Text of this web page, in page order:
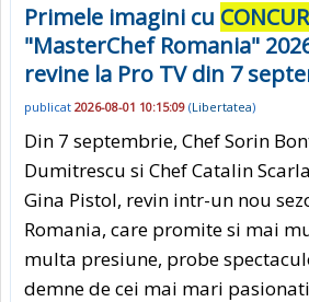
Primele imagini cu
"MasterChef Romania"
revine la Pro TV din 7
publicat 2026-08-01 10:15:09 (Libertatea)
Din 7 septembrie, Chef Sorin
Dumitrescu si Chef Catalin
Gina Pistol, revin intr-un nou
Romania, care promite si mai
multa presiune, probe
demne de cei mai mari